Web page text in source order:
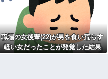
不明のコトメ子を引き合いに出
した私。トメ「米軍の血筋
よ！」私「〇〇じゃないです
か」←得体の知れない～はお前
（コトメ）のところだろｗ
【衝撃】秋田県の超エリート
幹部、オンライン会見に「バス
職場の女後輩(22)が男を食い荒らす
軽い女だったことが発覚した結果